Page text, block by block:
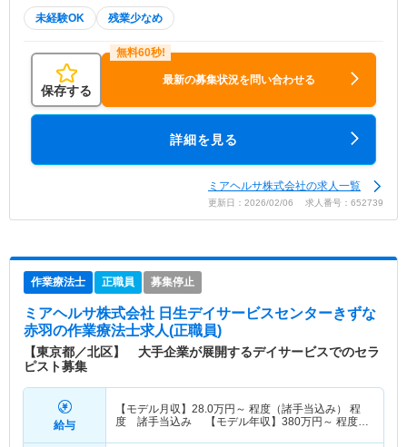
「ミアヘルサオアシス和光」が選ばれました。これ
までの各事業での経験を生かした新しい時代を牽引
する医療・介護の包括ケア住宅です。施設内だけで
なく地域の方に対しても、多様なサービスを通して
貢献していきます。
未経験OK 残業少なめ
保存する
最新の募集状況を問い合わせる
詳細を見る
ミアヘルサ株式会社の求人一覧
更新日：2026/02/06 求人番号：652739
作業療法士 正職員 募集停止
ミアヘルサ株式会社 日生デイサービスセンターきずな
赤羽の作業療法士求人(正職員)
【東京都／北区】 大手企業が展開するデイサービスでのセラ
ピスト募集
給与
【モデル月収】 28.0万円～ 程度（諸手当込み） 程
度 諸手当込み 【モデル年収】 380万円～ 程度